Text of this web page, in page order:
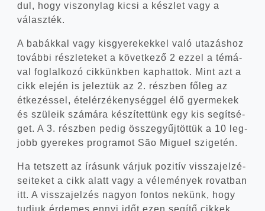
dul, hogy viszony­lag kicsi a kész­let vagy a
választék.
A babák­kal vagy kis­gye­re­kek­kel való uta­zás­hoz
továb­bi rész­le­te­ket a követ­ke­ző 2 ezzel a témá­
val fog­lal­ko­zó cik­künk­ben kap­hat­tok. Mint azt a
cikk ele­jén is jelez­tük az 2. rész­ben főleg az
étke­zés­sel, étel­ér­zé­keny­ség­gel élő gyer­me­kek
és szü­le­ik szá­má­ra készí­tet­tünk egy kis segít­sé­
get. A 3. rész­ben pedig össze­gyűj­töt­tük a 10 leg­
jobb gye­re­kes prog­ra­mot São Miguel szigetén.
Ha tet­szett az írá­sunk vár­juk pozi­tív vissza­jel­zé­
se­i­te­ket a cikk alatt vagy a véle­mé­nyek rovat­ban
itt. A vissza­jel­zés nagyon fon­tos nekünk, hogy